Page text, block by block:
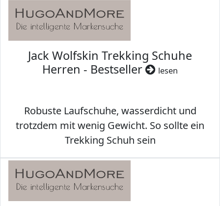
Jack Wolfskin Trekking Schuhe
Herren - Bestseller
lesen
Robuste Laufschuhe, wasserdicht und
trotzdem mit wenig Gewicht. So sollte ein
Trekking Schuh sein